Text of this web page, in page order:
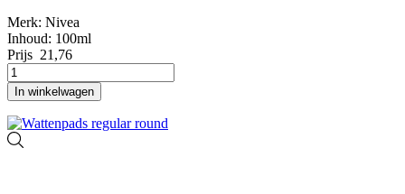
Merk: Nivea
Inhoud: 100ml
Prijs 21,76
In winkelwagen